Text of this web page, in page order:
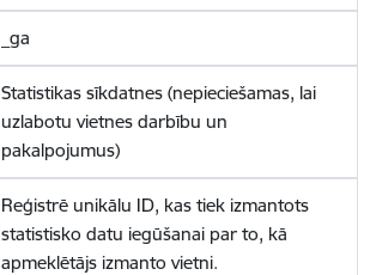
_ga
Statistikas sīkdatnes (nepieciešamas, lai
uzlabotu vietnes darbību un
pakalpojumus)
Reģistrē unikālu ID, kas tiek izmantots
statistisko datu iegūšanai par to, kā
apmeklētājs izmanto vietni.